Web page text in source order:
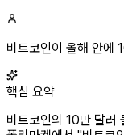
비트코인이 올해 안에
핵심 요약
비트코인의 10만 달러